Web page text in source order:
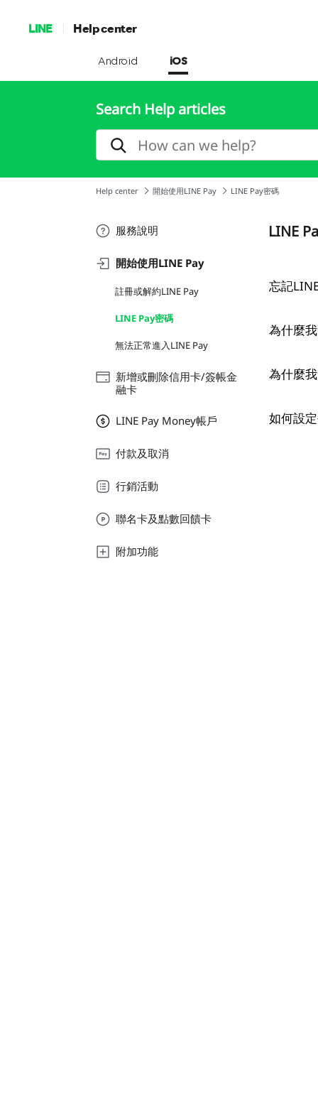
LINE Help center
Android iOS
Search Help articles
Help center 開始使用LINE Pay LINE Pay密碼
服務說明
開始使用LINE Pay
註冊或解約LINE Pay
LINE Pay密碼
無法正常進入LINE Pay
新增或刪除信用卡/簽帳金
融卡
LINE Pay Money帳戶
付款及取消
行銷活動
聯名卡及點數回饋卡
附加功能
LINE
忘記
為什麼
為什麼
如何設